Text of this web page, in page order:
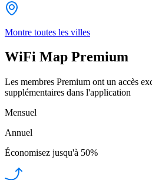
Montre toutes les villes
WiFi Map Premium
Les membres Premium ont un accès
supplémentaires dans l'application
Mensuel
Annuel
Économisez jusqu'à 50%